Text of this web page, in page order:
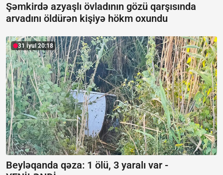
Şəmkirdə azyaşlı övladının gözü qarşısında
arvadını öldürən kişiyə hökm oxundu
31 İyul 20:18
Beyləqanda qəza: 1 ölü, 3 yaralı var -